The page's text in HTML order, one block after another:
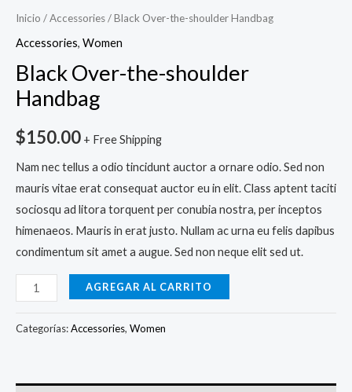
Inicio /Accessories/ Black Over-the-shoulder Handbag
Accessories, Women
Black Over-the-shoulder
Handbag
$150.00 + Free Shipping
Nam nec tellus a odio tincidunt auctor a ornare odio. Sed non
mauris vitae erat consequat auctor eu in elit. Class aptent taciti
sociosqu ad litora torquent per conubia nostra, per inceptos
himenaeos. Mauris in erat justo. Nullam ac urna eu felis dapibus
condimentum sit amet a augue. Sed non neque elit sed ut.
AGREGAR AL CARRITO
Categorías:Accessories, Women